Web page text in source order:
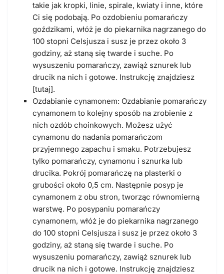
takie jak kropki, linie, spirale, kwiaty i inne, które
Ci się podobają. Po ozdobieniu pomarańczy
goździkami, włóż je do piekarnika nagrzanego do
100 stopni Celsjusza i susz je przez około 3
godziny, aż staną się twarde i suche. Po
wysuszeniu pomarańczy, zawiąż sznurek lub
drucik na nich i gotowe. Instrukcję znajdziesz
[tutaj].
Ozdabianie cynamonem: Ozdabianie pomarańczy
cynamonem to kolejny sposób na zrobienie z
nich ozdób choinkowych. Możesz użyć
cynamonu do nadania pomarańczom
przyjemnego zapachu i smaku. Potrzebujesz
tylko pomarańczy, cynamonu i sznurka lub
drucika. Pokrój pomarańczę na plasterki o
grubości około 0,5 cm. Następnie posyp je
cynamonem z obu stron, tworząc równomierną
warstwę. Po posypaniu pomarańczy
cynamonem, włóż je do piekarnika nagrzanego
do 100 stopni Celsjusza i susz je przez około 3
godziny, aż staną się twarde i suche. Po
wysuszeniu pomarańczy, zawiąż sznurek lub
drucik na nich i gotowe. Instrukcję znajdziesz